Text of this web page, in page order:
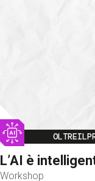
Image
L’AI è
Workshop